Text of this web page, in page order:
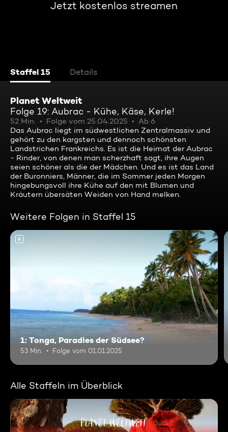
Jetzt kostenlos streamen
Staffel 15 Details
Planet Weltweit
Folge 19: Aubrac - Kühe, Käse, Kerle!
52 Min. Folge vom 25.04.2025
Ab 6
Das Aubrac liegt im südwestlichen Zentralmassiv und
gehört zu den kargsten und dennoch schönsten
Landstrichen Frankreichs. Es ist die Heimat der Aubrac
- Rinder, von denen man scherzhaft sagt, ihre Augen
seien schöner als die der Mädchen. Und es ist das Land
der Buronniers, Männer, die im Sommer jeden Morgen
hingebungsvoll ihre Kühe auf den mit Blumen und
Kräutern übersäten Weiden von Hand melken.
Weitere Folgen in Staffel 15
6
1: Tonga, Paradies der Südsee?
53 Min. Folge vom 01.01.2025
Alle Staffeln im Überblick